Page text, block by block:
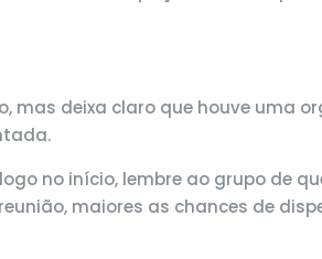
mas deixa claro que houve uma
no início, lembre ao grupo de
maiores as chances de